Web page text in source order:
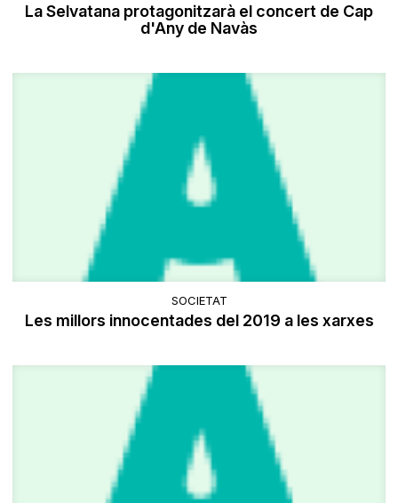
La Selvatana protagonitzarà el concert de Cap
d'Any de Navàs
SOCIETAT
Les millors innocentades del 2019 a les xarxes